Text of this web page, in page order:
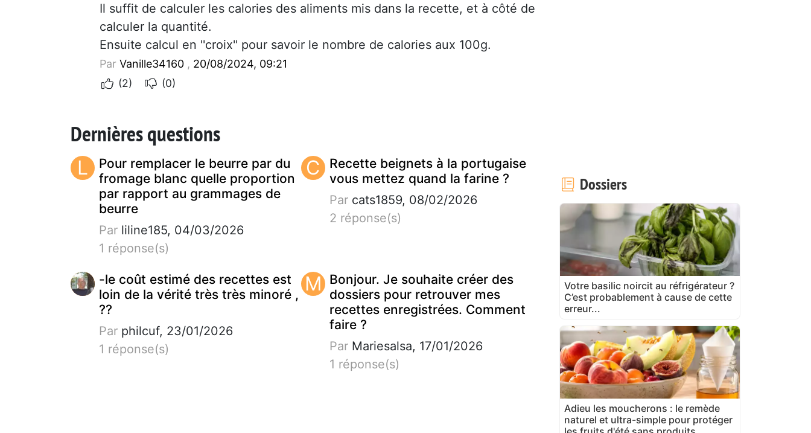
Il suffit de calculer les calories des aliments mis dans la recette, et à côté de
calculer la quantité.
Ensuite calcul en ''croix'' pour savoir le nombre de calories aux 100g.
Par Vanille34160 , 20/08/2024, 09:21
(2)
(0)
Dernières questions
L
Pour remplacer le beurre par du
fromage blanc quelle proportion
par rapport au grammages de
beurre
Par liline185, 04/03/2026
1 réponse(s)
C
Recette beignets à la portugaise
vous mettez quand la farine ?
Parcats1859, 08/02/2026
2 réponse(s)
-le coût estimé des recettes est
loin de la vérité très très minoré ,
??
Par philcuf, 23/01/2026
1 réponse(s)
M Bonjour. Je souhaite créer des
dossiers pour retrouver mes
recettes enregistrées. Comment
faire ?
ParMariesalsa, 17/01/2026
1 réponse(s)
Dossiers
Votre basilic noircit au réfrigérateur ?
C’est probablement à cause de cette
erreur...
Adieu les moucherons : le remède
naturel et ultra-simple pour protéger